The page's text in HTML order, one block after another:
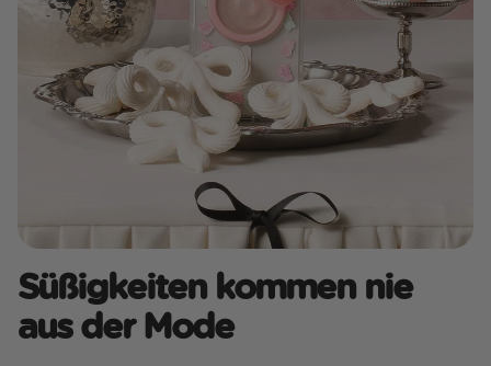
Süßigkeiten kommen nie
aus der Mode